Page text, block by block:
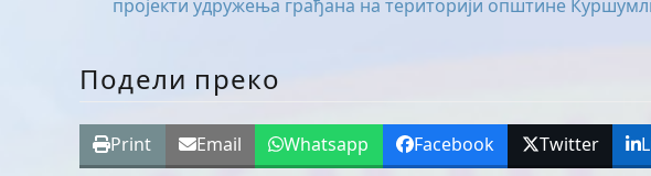
пројекти удружења грађана на територији општине
Подели преко
Print Email Whatsapp Facebook Twitter